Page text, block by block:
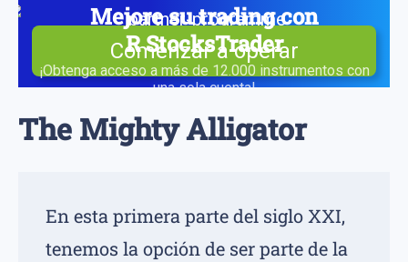
Mejore su trading con
R StocksTrader
¡Obtenga acceso a más de 12.000 instrumentos con
una sola cuenta!
Comenzar a operar
The Mighty Alligator
En esta primera parte del siglo XXI,
tenemos la opción de ser parte de la